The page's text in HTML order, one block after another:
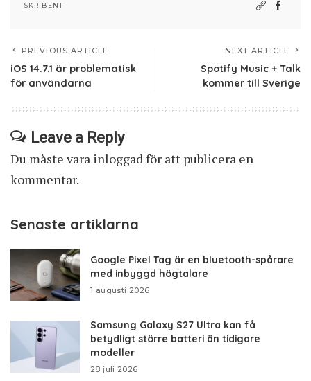
SKRIBENT
PREVIOUS ARTICLE
iOS 14.7.1 är problematisk
för användarna
NEXT ARTICLE
Spotify Music + Talk
kommer till Sverige
Leave a Reply
Du måste vara inloggadför att publicera en
kommentar.
Senaste artiklarna
Google Pixel Tag är en bluetooth-spårare
med inbyggd högtalare
1 augusti 2026
Samsung Galaxy S27 Ultra kan få
betydligt större batteri än tidigare
modeller
28 juli 2026